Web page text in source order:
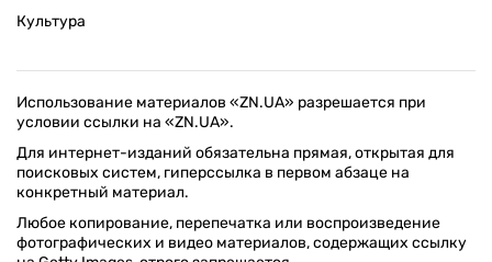
Культура
Использование материалов «ZN.UA» разрешается при
условии ссылки на «ZN.UA».
Для интернет-изданий обязательна прямая, открытая для
поисковых систем, гиперссылка в первом абзаце на
конкретный материал.
Любое копирование, перепечатка или воспроизведение
фотографических и видео материалов, содержащих ссылку